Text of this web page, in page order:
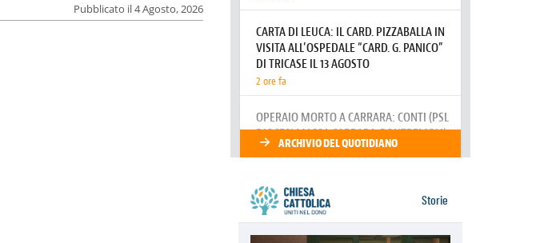
Pubblicato il 4 Agosto, 2026
06.08.2026
dopo. Al via i "dieci giorni di
preghiera per la pace"
06.08.2026
Santuario custodisce le origini
06.08.2026
Libano, riprendono i colloqui di
Roma tra nuove tensioni e raid nel
sud